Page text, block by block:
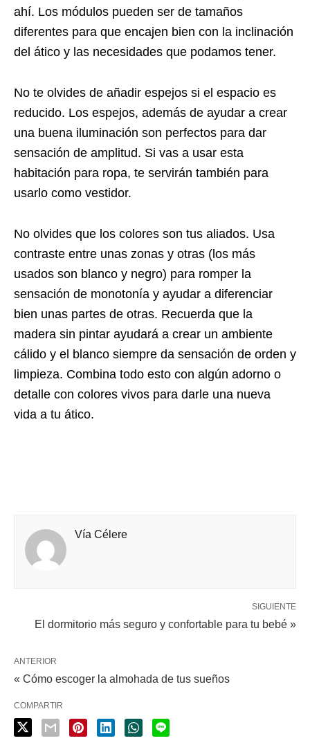
ahí. Los módulos pueden ser de tamaños
diferentes para que encajen bien con la inclinación
del ático y las necesidades que podamos tener.
No te olvides de añadir espejos si el espacio es
reducido. Los espejos, además de ayudar a crear
una buena iluminación son perfectos para dar
sensación de amplitud. Si vas a usar esta
habitación para ropa, te servirán también para
usarlo como vestidor.
No olvides que los colores son tus aliados. Usa
contraste entre unas zonas y otras (los más
usados son blanco y negro) para romper la
sensación de monotonía y ayudar a diferenciar
bien unas partes de otras. Recuerda que la
madera sin pintar ayudará a crear un ambiente
cálido y el blanco siempre da sensación de orden y
limpieza. Combina todo esto con algún adorno o
detalle con colores vivos para darle una nueva
vida a tu ático.
Vía Célere
SIGUIENTE
El dormitorio más seguro y confortable para tu bebé »
ANTERIOR
« Cómo escoger la almohada de tus sueños
COMPARTIR